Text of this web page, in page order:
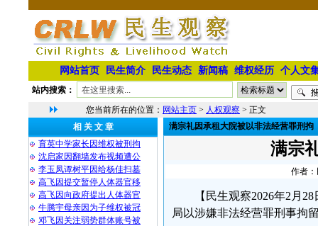
网站首页 民生简介 民生动态 新闻稿 维权经历 个人文
站内搜索：
您当前所在的位置： 网站主页 > 人权观察 > 正文
相 关 文 章
育英中学家长因维权被刑拘
沈启家因翻墙发布视频遭公
李玉凤谭树平因给杨佳扫墓
高飞因提交暂停人体器官移
高飞因向政府提出人体器官
牛腾宇母亲因为子维权被冠
邓飞因关注弱势群体账号被
满宗礼因承租大院被以非法经营罪刑拘
满宗
作者：
【民生观察2026年2月
局以涉嫌非法经营罪刑事拘